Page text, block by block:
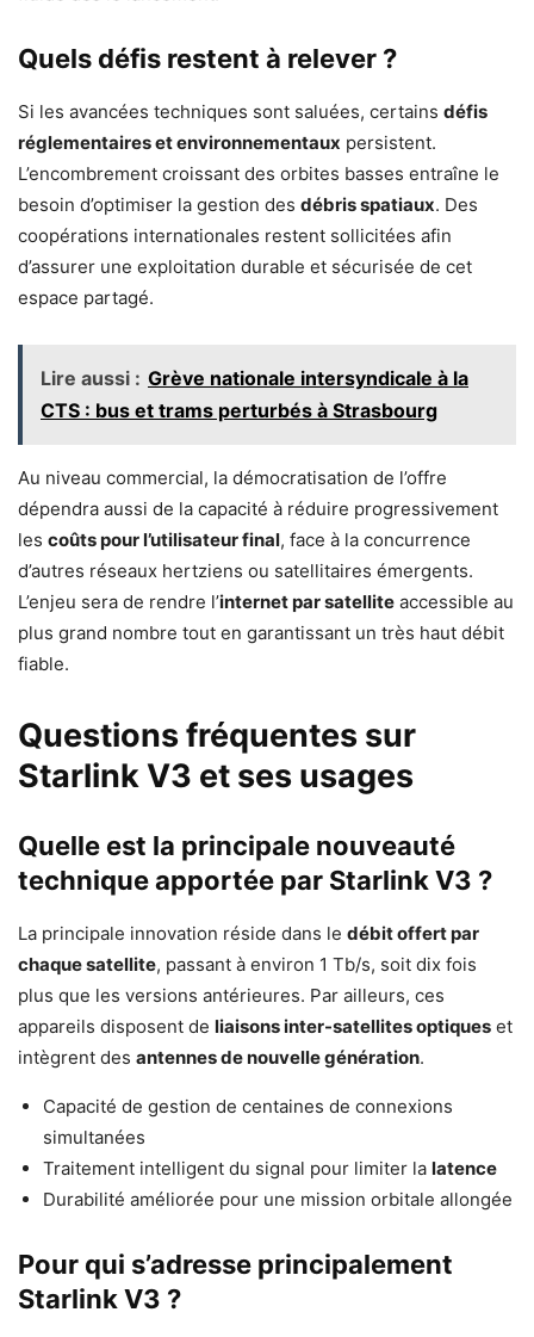
Quels défis restent à relever ?
Si les avancées techniques sont saluées, certains défis
réglementaires et environnementaux persistent.
L’encombrement croissant des orbites basses entraîne le
besoin d’optimiser la gestion des débris spatiaux. Des
coopérations internationales restent sollicitées afin
d’assurer une exploitation durable et sécurisée de cet
espace partagé.
Lire aussi : Grève nationale intersyndicale à la
CTS : bus et trams perturbés à Strasbourg
Au niveau commercial, la démocratisation de l’offre
dépendra aussi de la capacité à réduire progressivement
les coûts pour l’utilisateur final, face à la concurrence
d’autres réseaux hertziens ou satellitaires émergents.
L’enjeu sera de rendre l’internet par satellite accessible au
plus grand nombre tout en garantissant un très haut débit
fiable.
Questions fréquentes sur
Starlink V3 et ses usages
Quelle est la principale nouveauté
technique apportée par Starlink V3 ?
La principale innovation réside dans le débit offert par
chaque satellite, passant à environ 1 Tb/s, soit dix fois
plus que les versions antérieures. Par ailleurs, ces
appareils disposent de liaisons inter-satellites optiques et
intègrent des antennes de nouvelle génération.
Capacité de gestion de centaines de connexions
simultanées
Traitement intelligent du signal pour limiter la latence
Durabilité améliorée pour une mission orbitale allongée
Pour qui s’adresse principalement
Starlink V3 ?